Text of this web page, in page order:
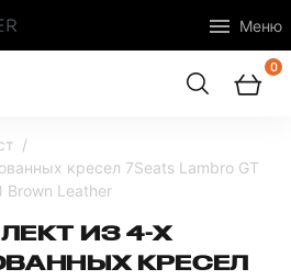
Меню
0
кресел 7Seats Lambro GT
Brown Leather
ИЗ 4-X
КРЕСЕЛ